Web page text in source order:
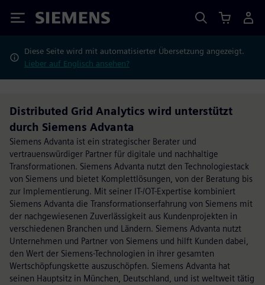
Siemens
Diese Seite wird mit automatisierter Übersetzung angezeigt.
Lieber auf Englisch ansehen?
Distributed Grid Analytics wird unterstützt
durch Siemens Advanta
Siemens Advanta ist ein strategischer Berater und
vertrauenswürdiger Partner für digitale und nachhaltige
Transformationen. Siemens Advanta nutzt den Technologiestack
von Siemens und bietet Komplettlösungen, von der Beratung bis
zur Implementierung. Mit seiner IT-/OT-Expertise kombiniert
Siemens Advanta die Transformationserfahrung von Siemens mit
der nachgewiesenen Zuverlässigkeit aus Kundenprojekten in
verschiedenen Branchen und Ländern. Siemens Advanta nutzt
Unternehmen und Partner von Siemens und hilft Kunden dabei,
den Wert der Siemens-Technologien in ihrer gesamten
Wertschöpfungskette auszuschöpfen. Siemens Advanta hat
seinen Hauptsitz in München, Deutschland, und ist weltweit tätig